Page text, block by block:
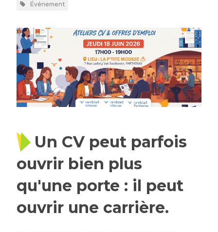
Événement
Un CV peut parfois
ouvrir bien plus
qu'une porte : il peut
ouvrir une carrière.